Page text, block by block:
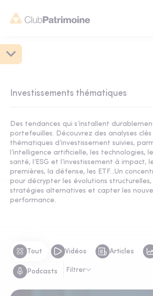
Investissements thématiques
Des tendances qui s’installent
portefeuilles. Découvrez des analyses clés
thématiques d’investissement suivies,
l’intelligence artificielle, les technologies,
santé, l’ESG et l’investissement à impact,
premières, la défense, les ETF...Un
pour décrypter les évolutions
stratégies alternatives et capter les
performance.
Tout Vidéos Articles
Podcasts Filtrer